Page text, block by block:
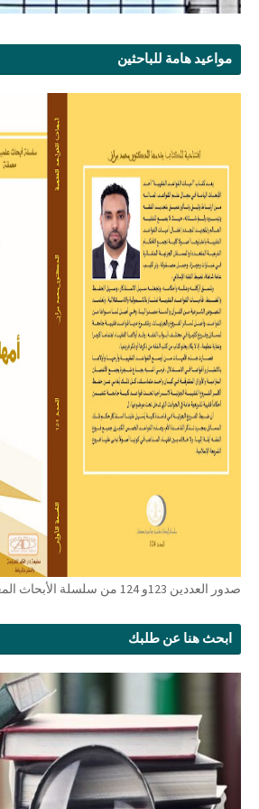
مواعيد هامة للباحثين
صدور العددين 123و 124 من سلسلة الأبحاث المعمقة بتاريخ 01/09/2024
ابحث هنا عن طلبك